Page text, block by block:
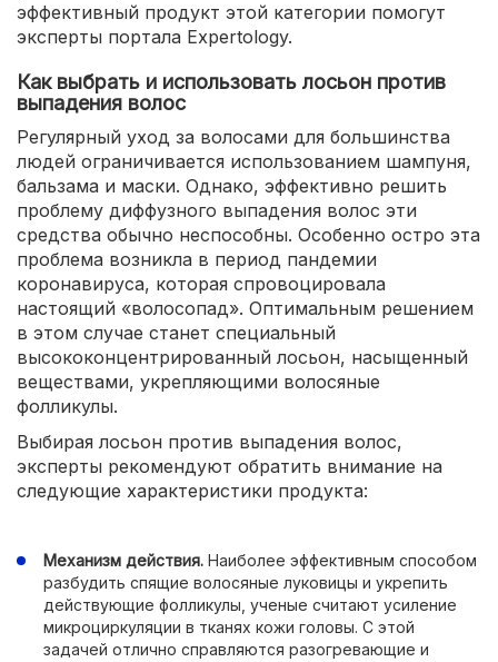
эффективный продукт этой категории помогут
эксперты портала Expertology.
Как выбрать и использовать лосьон против
выпадения волос
Регулярный уход за волосами для большинства
людей ограничивается использованием шампуня,
бальзама и маски. Однако, эффективно решить
проблему диффузного выпадения волос эти
средства обычно неспособны. Особенно остро эта
проблема возникла в период пандемии
коронавируса, которая спровоцировала
настоящий «волосопад». Оптимальным решением
в этом случае станет специальный
высококонцентрированный лосьон, насыщенный
веществами, укрепляющими волосяные
фолликулы.
Выбирая лосьон против выпадения волос,
эксперты рекомендуют обратить внимание на
следующие характеристики продукта:
Механизм действия. Наиболее эффективным способом
разбудить спящие волосяные луковицы и укрепить
действующие фолликулы, ученые считают усиление
микроциркуляции в тканях кожи головы. С этой
задачей отлично справляются разогревающие и